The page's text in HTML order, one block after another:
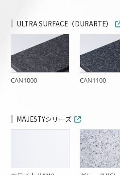
ULTRA SURFACE（DURARTE）
CAN1000 CAN1100
MAJESTYシリーズ